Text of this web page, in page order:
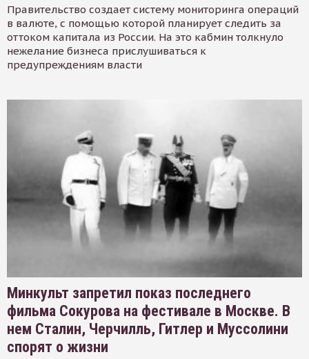
Правительство создает систему мониторинга операций
в валюте, с помощью которой планирует следить за
оттоком капитала из России. На это кабмин толкнуло
нежелание бизнеса прислушиваться к
предупреждениям власти
Минкульт запретил показ последнего
фильма Сокурова на фестивале в Москве. В
нем Сталин, Черчилль, Гитлер и Муссолини
спорят о жизни